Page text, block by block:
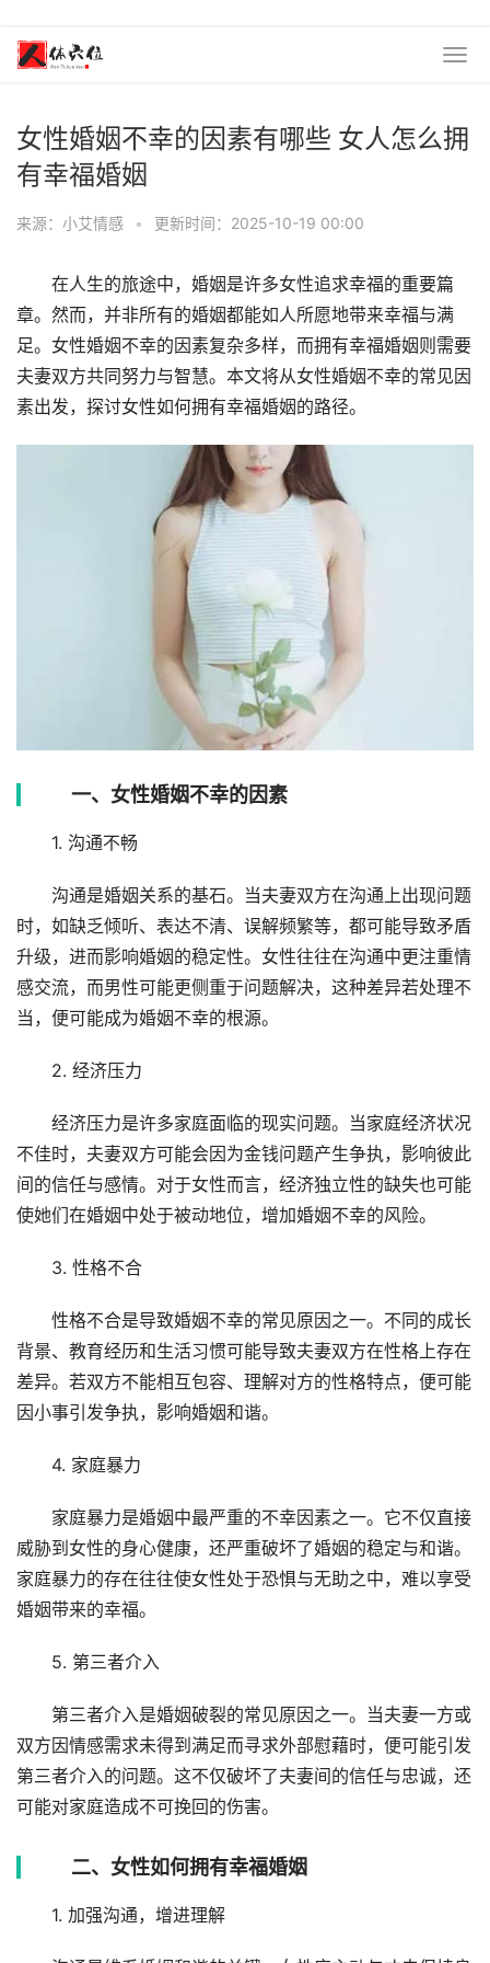
女性婚姻不幸的因素有哪些 女人怎么拥
有幸福婚姻
来源：小艾情感 • 更新时间：2025-10-19 00:00
在人生的旅途中，婚姻是许多女性追求幸福的重要篇
章。然而，并非所有的婚姻都能如人所愿地带来幸福与满
足。女性婚姻不幸的因素复杂多样，而拥有幸福婚姻则需要
夫妻双方共同努力与智慧。本文将从女性婚姻不幸的常见因
素出发，探讨女性如何拥有幸福婚姻的路径。
一、女性婚姻不幸的因素
1. 沟通不畅
沟通是婚姻关系的基石。当夫妻双方在沟通上出现问题
时，如缺乏倾听、表达不清、误解频繁等，都可能导致矛盾
升级，进而影响婚姻的稳定性。女性往往在沟通中更注重情
感交流，而男性可能更侧重于问题解决，这种差异若处理不
当，便可能成为婚姻不幸的根源。
2. 经济压力
经济压力是许多家庭面临的现实问题。当家庭经济状况
不佳时，夫妻双方可能会因为金钱问题产生争执，影响彼此
间的信任与感情。对于女性而言，经济独立性的缺失也可能
使她们在婚姻中处于被动地位，增加婚姻不幸的风险。
3. 性格不合
性格不合是导致婚姻不幸的常见原因之一。不同的成长
背景、教育经历和生活习惯可能导致夫妻双方在性格上存在
差异。若双方不能相互包容、理解对方的性格特点，便可能
因小事引发争执，影响婚姻和谐。
4. 家庭暴力
家庭暴力是婚姻中最严重的不幸因素之一。它不仅直接
威胁到女性的身心健康，还严重破坏了婚姻的稳定与和谐。
家庭暴力的存在往往使女性处于恐惧与无助之中，难以享受
婚姻带来的幸福。
5. 第三者介入
第三者介入是婚姻破裂的常见原因之一。当夫妻一方或
双方因情感需求未得到满足而寻求外部慰藉时，便可能引发
第三者介入的问题。这不仅破坏了夫妻间的信任与忠诚，还
可能对家庭造成不可挽回的伤害。
二、女性如何拥有幸福婚姻
1. 加强沟通，增进理解